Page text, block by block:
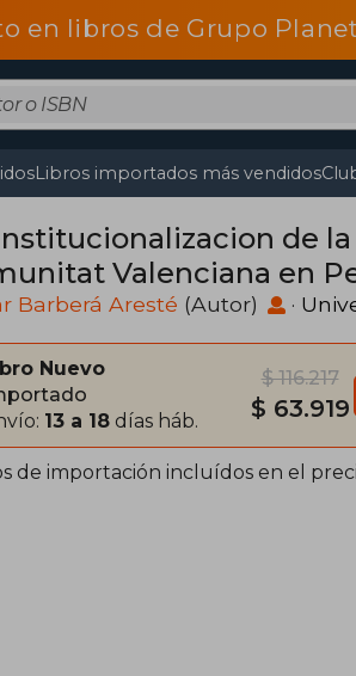
en libros de Grupo
Libros importados más vendidos
de
Valenciana en
Barberá Aresté (Autor) ·
Nuevo
13 a 18 días háb.
$ 116.217
$ 63.919
de importación incluídos en el